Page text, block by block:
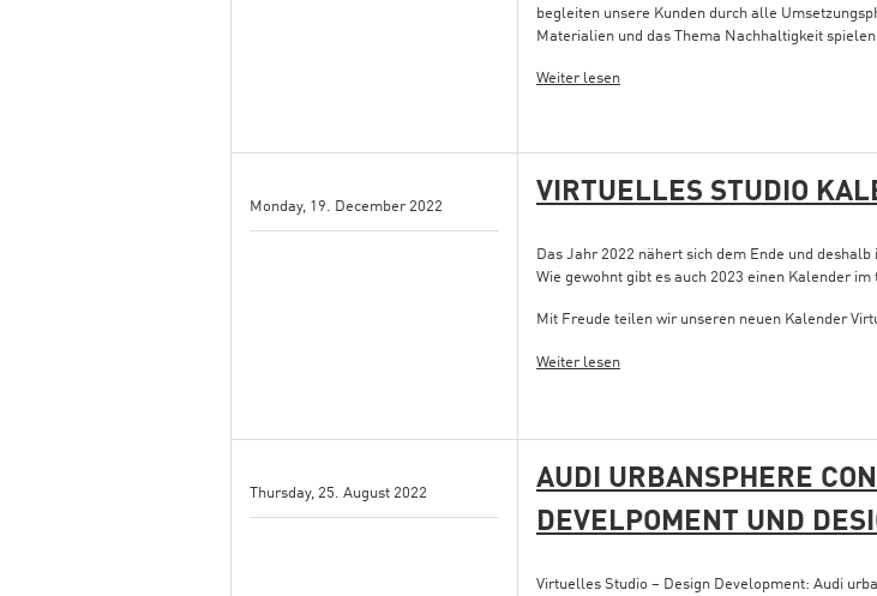
begleiten unsere Kunden durch alle
Materialien und das Thema Nachhaltigkeit
Weiter lesen
Monday, 19. December 2022 VIRTUELLES STUDIO
Das Jahr 2022 nähert sich dem Ende und
Wie gewohnt gibt es auch 2023 einen Kalender
Mit Freude teilen wir unseren neuen Kalender
Weiter lesen
Thursday, 25. August 2022
AUDI URBANSPHERE
DEVELPOMENT UND
Virtuelles Studio – Design Development: Audi